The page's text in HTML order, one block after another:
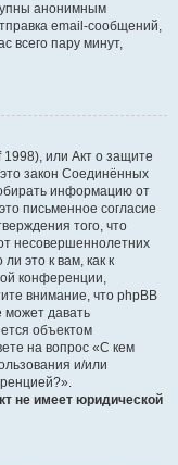
анонимным
email-сообщений,
всего пару минут,
1998), или Акт о защите
закон Соединённых
информацию от
письменное согласие
того, что
несовершеннолетних
это к вам, как к
конференции,
внимание, что phpBB
может давать
объектом
на вопрос «С кем
и/или
не имеет юридической